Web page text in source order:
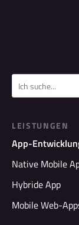
LEISTUNGEN
App-
Native Mobile
Hybride App
Mobile Web-